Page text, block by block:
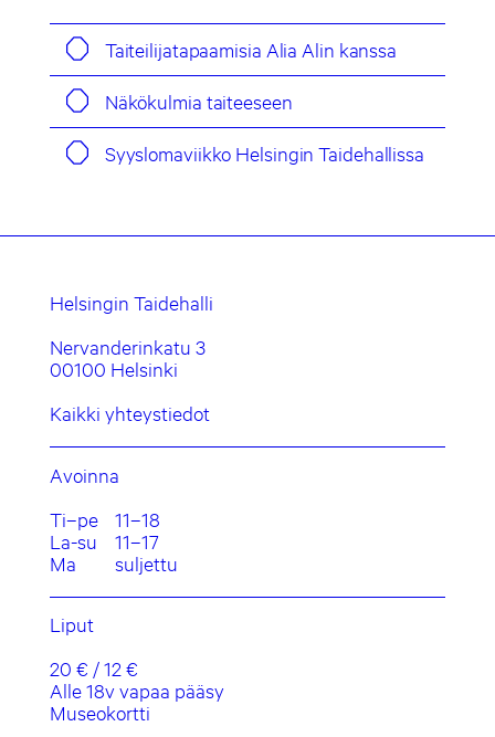
Taiteilijatapaamisia Alia Alin kanssa
Näkökulmia taiteeseen
Syyslomaviikko Helsingin Taidehallissa
Helsingin Taidehalli
Nervanderinkatu 3
00100 Helsinki
Kaikki yhteystiedot
Avoinna
Ti–pe
11–18
La-su
11–17
Ma
suljettu
Liput
20 € / 12 €
Alle 18v vapaa pääsy
Museokortti